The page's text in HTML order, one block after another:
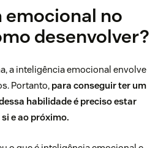
no
desenvolver?
a inteligência emocional envolve
Portanto, para conseguir ter um
habilidade é preciso estar
e ao próximo.